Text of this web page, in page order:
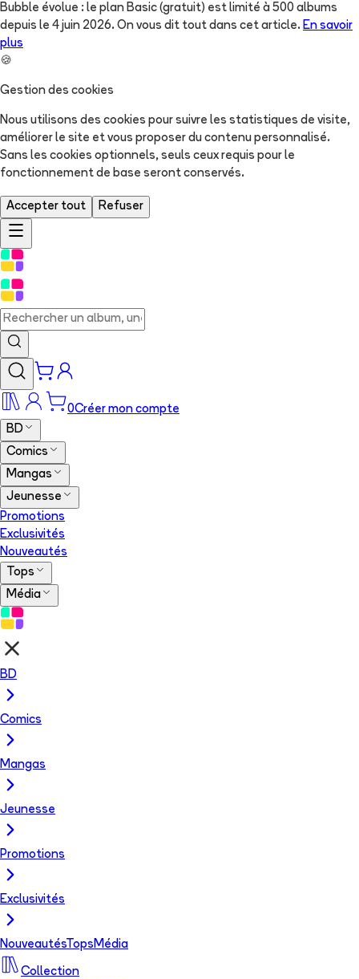
Bubble évolue : le plan Basic (gratuit) est limité à 500 albums
depuis le 4 juin 2026. On vous dit tout dans cet article. En savoir
plus
🍪
Gestion des cookies
Nous utilisons des cookies pour suivre les statistiques de visite,
améliorer le site et vous proposer du contenu personnalisé.
Sans les cookies optionnels, seuls ceux requis pour le
fonctionnement de base seront conservés.
Accepter tout Refuser
0Créer mon compte
BD
Comics
Mangas
Jeunesse
Promotions
Exclusivités
Nouveautés
Tops
Média
BD
Comics
Mangas
Jeunesse
Promotions
Exclusivités
NouveautésTops Média
Collection